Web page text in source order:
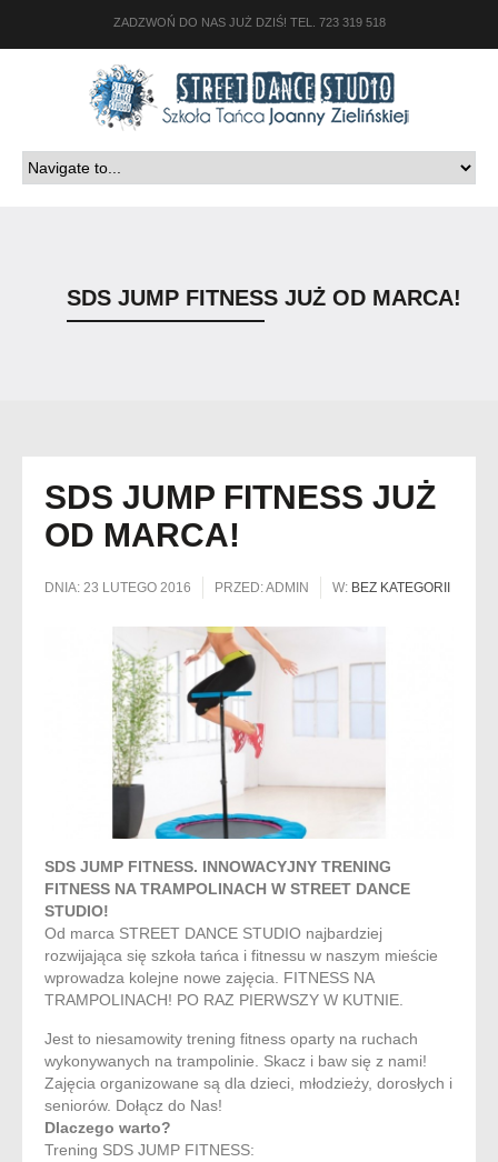
ZADZWOŃ DO NAS JUŻ DZIŚ! TEL. 723 319 518
SDS JUMP FITNESS JUŻ OD MARCA!
SDS JUMP FITNESS JUŻ
OD MARCA!
DNIA: 23 LUTEGO 2016 PRZED:ADMIN W: BEZ KATEGORII
SDS JUMP FITNESS. INNOWACYJNY TRENING
FITNESS NA TRAMPOLINACH W STREET DANCE
STUDIO!
Od marca STREET DANCE STUDIO najbardziej
rozwijająca się szkoła tańca i fitnessu w naszym mieście
wprowadza kolejne nowe zajęcia. FITNESS NA
TRAMPOLINACH! PO RAZ PIERWSZY W KUTNIE.
Jest to niesamowity trening fitness oparty na ruchach
wykonywanych na trampolinie. Skacz i baw się z nami!
Zajęcia organizowane są dla dzieci, młodzieży, dorosłych i
seniorów. Dołącz do Nas!
Dlaczego warto?
Trening SDS JUMP FITNESS: